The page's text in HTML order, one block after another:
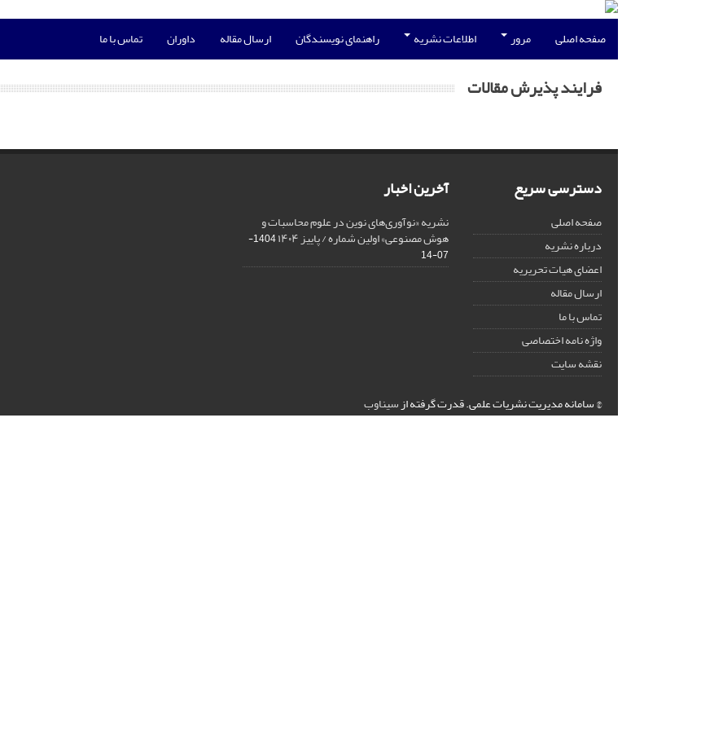
صفحه اصلی مرور اطلاعات نشریه راهنمای نویسندگان ارسال مقاله داوران تماس با ما
فرایند پذیرش مقالات
دسترسی سریع
صفحه اصلی
درباره نشریه
اعضای هیات تحریریه
ارسال مقاله
تماس با ما
واژه نامه اختصاصی
نقشه سایت
آخرین اخبار
نشریه «نوآوری‌های نوین در علوم محاسبات و
هوش مصنوعی» اولین شماره / پاییز ۱۴۰۴
1404-
07-14
© سامانه مدیریت نشریات علمی.قدرت گرفته ازسیناوب